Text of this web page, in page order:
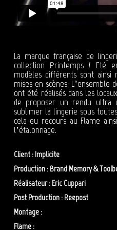
La marque française de
collection Printemps / Eté
modèles différents sont
mises en scènes. L’ensemble
ont été réalisés dans les
de proposer un rendu ultra
sublimer la lingerie sous
cela eu recours au Flame
l’étalonnage.
Client : Implicite
Production : Brand Memory &
Réalisateur : Eric Cuppari
Post Production : Reepost
Montage :
Flame :